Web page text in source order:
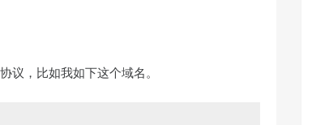
议，比如我如下这个域名。